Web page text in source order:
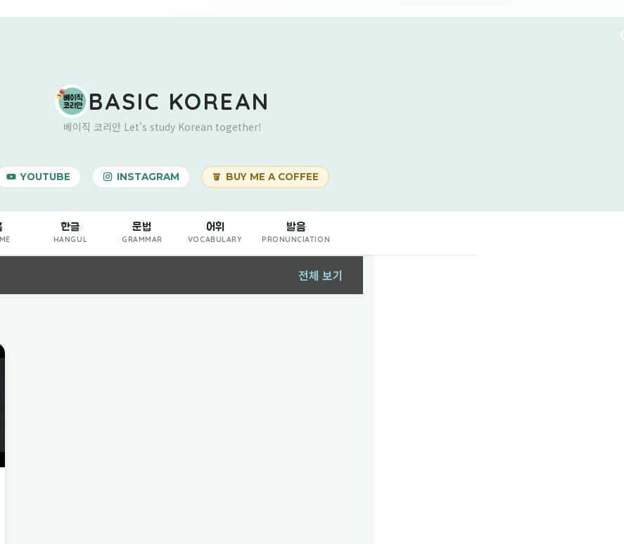
기본 콘텐츠로 건너뛰기
BASIC KOREAN
베이직 코리안 Let's study Korean together!
YOUTUBE INSTAGRAM BUY ME A COFFEE
한글
HANGUL
문법
GRAMMAR
어휘
VOCABULARY
발음
PRONUNCIATION
전체 보기